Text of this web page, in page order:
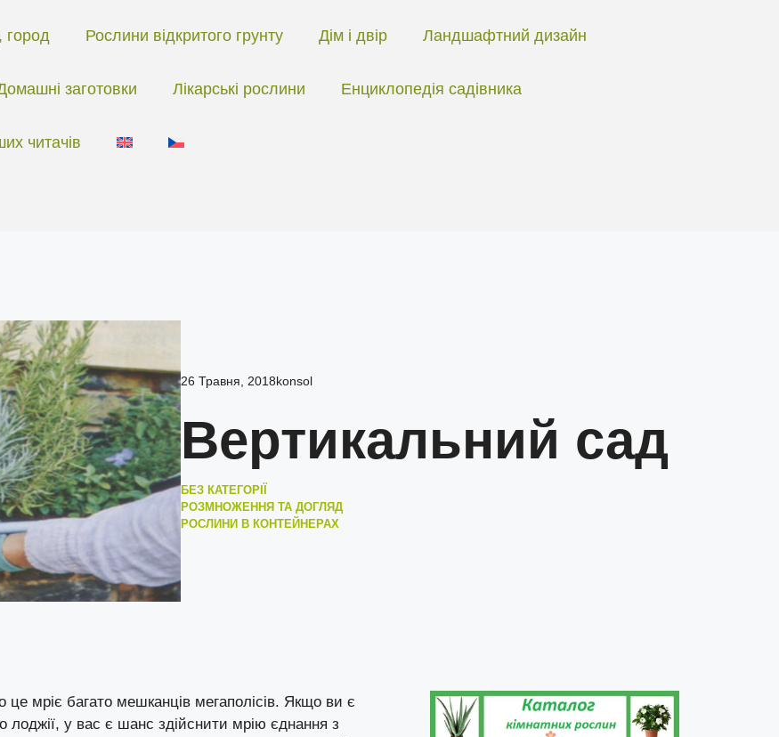
город Рослини відкритого грунту Дім і двір Ландшафтний дизайн
заготовки Лікарські рослини Енциклопедія садівника
читачів
26 Травня, 2018konsol
Вертикальний сад
БЕЗ КАТЕГОРІЇ
РОЗМНОЖЕННЯ ТА ДОГЛЯД
РОСЛИНИ В КОНТЕЙНЕРАХ
мріє багато мешканців мегаполісів. Якщо ви є
у вас є шанс здійснити мрію єднання з